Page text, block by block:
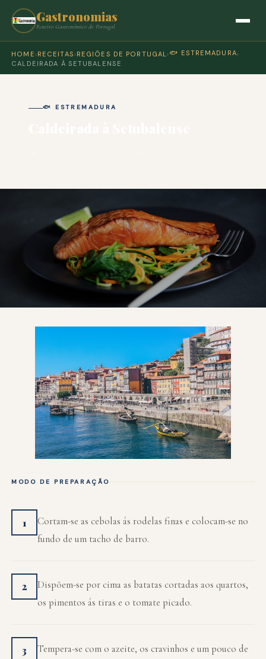
Gastronomias
Roteiro Gastronómico de Portugal
HOME › RECEITAS › REGIÕES DE PORTUGAL ›🐟 ESTREMADURA›
CALDEIRADA À SETUBALENSE
🐟 ESTREMADURA
MODO DE PREPARAÇÃO
1
Cortam-se as cebolas ás rodelas finas e colocam-se no
fundo de um tacho de barro.
2
Dispõem-se por cima as batatas cortadas aos quartos,
os pimentos ás tiras e o tomate picado.
3
Tempera-se com o azeite, os cravinhos e um pouco de